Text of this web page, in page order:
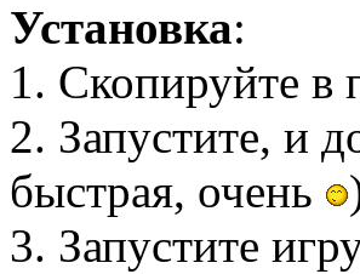
Установка:
1. Скопируйте в
2. Запустите, и
быстрая, очень
3. Запустите